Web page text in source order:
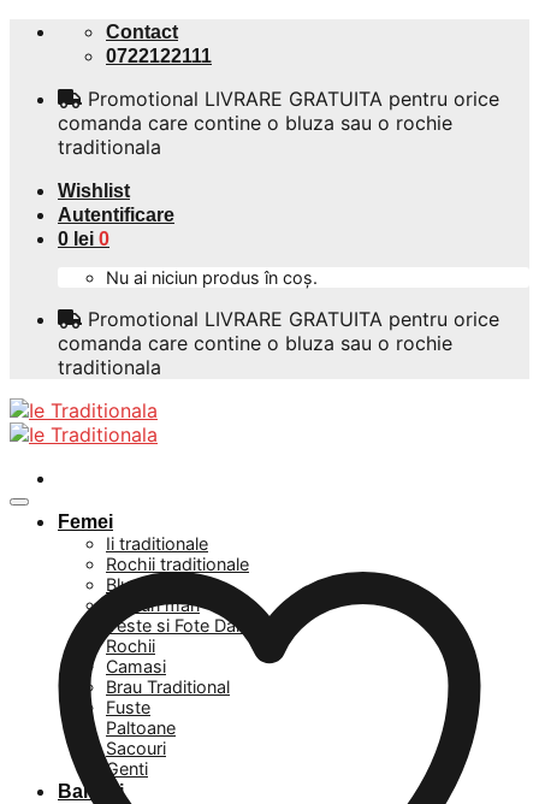
Skip
Contact
0722122111
Promotional LIVRARE GRATUITA pentru orice
comanda care contine o bluza sau o rochie
traditionala
Wishlist
Autentificare
0 lei 0
Nu ai niciun produs în coș.
Promotional LIVRARE GRATUITA pentru orice
comanda care contine o bluza sau o rochie
traditionala
Femei
Ii traditionale
Rochii traditionale
Bluze
Masuri mari
Veste si Fote Dama
Rochii
Camasi
Brau Traditional
Fuste
Paltoane
Sacouri
Genti
Barbati